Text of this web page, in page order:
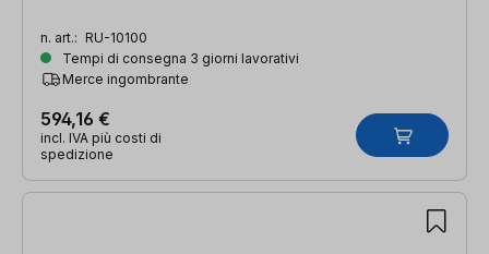
n. art.: RU-10100
Tempi di consegna 3 giorni lavorativi
Merce ingombrante
594,16 €
incl. IVA più costi di
spedizione